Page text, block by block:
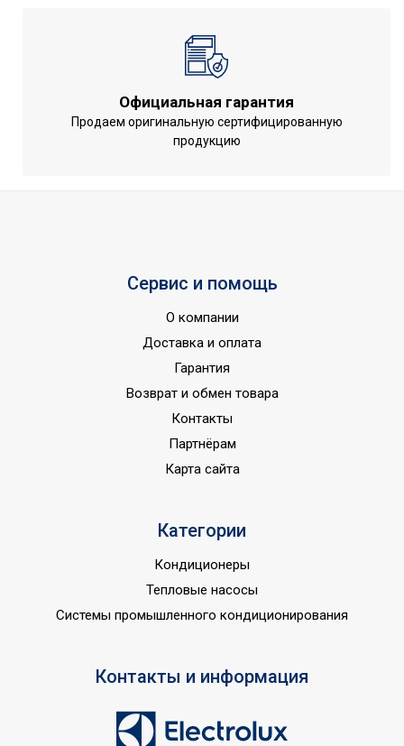
Официальная гарантия
Продаем оригинальную сертифицированную
продукцию
Сервис и помощь
О компании
Доставка и оплата
Гарантия
Возврат и обмен товара
Контакты
Партнёрам
Карта сайта
Категории
Кондиционеры
Тепловые насосы
Системы промышленного кондиционирования
Контакты и информация